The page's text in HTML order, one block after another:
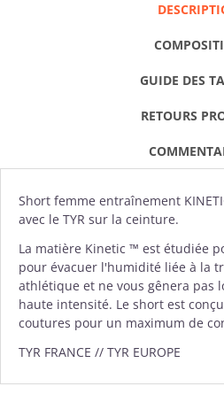
GUIDE DES
RETOURS
Short femme entraînement
avec le TYR sur la ceinture.
La matière Kinetic ™ est étudiée
pour évacuer l'humidité liée à la
athlétique et ne vous gênera pas
haute intensité. Le short est
coutures pour un maximum de
TYR FRANCE // TYR EUROPE